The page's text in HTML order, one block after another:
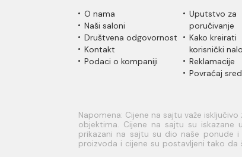
O nama
Naši saloni
Društvena odgovornost
Kontakt
Podaci o kompaniji
Uputstvo za
poručivanje
Kako kreirati
korisnički
Reklamacije
Povraćaj
Napomena: Cijene na sajtu važe
objektima. Cijene na sajtu su iskazane
prikazani na sajtu su dio naše ponude
proizvoda i cijene su postavljeni tako